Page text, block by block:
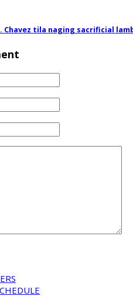
Chavez tila naging sacrificial